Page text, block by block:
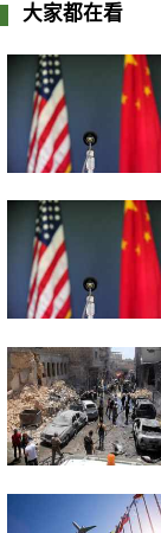
大家都在看